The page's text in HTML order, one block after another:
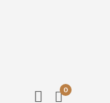
0